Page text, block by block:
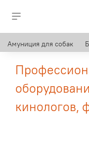
Амуниция для собак
кинологов,